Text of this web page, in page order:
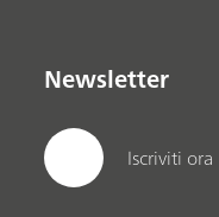
Newsletter
Iscriviti ora